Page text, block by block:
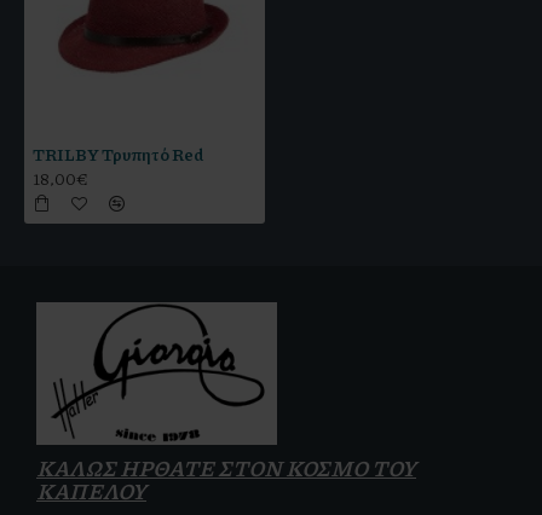
TRILBY Τρυπητό Red
18,00€
ΚΑΛΩΣ ΗΡΘΑΤΕ ΣΤΟΝ ΚΟΣΜΟ ΤΟΥ
ΚΑΠΕΛΟΥ